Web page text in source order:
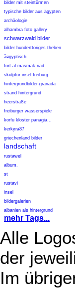
bilder mit steintürmen
typische bilder aus ägypten
archäologie
alhambra foto gallery
schwarzwald bilder
bilder hunderttoriges theben
ã¤gyptisch
fort al masmak riad
skulptur insel freiburg
hintergrundbilder-granada
strand hintergrund
heerstraße
freiburger wasserspiele
korfu kloster panagia...
kerkyra87
griechenland bilder
landschaft
rustawel
album.
st
rustavi
insel
bildergalerien
albanien als hintergrund
mehr Tags...
Alle
der
Im